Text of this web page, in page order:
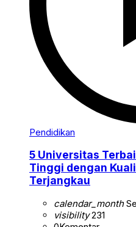
Pendidikan
5 Universitas
Tinggi dengan
Terjangkau
calendar_month
visibility231